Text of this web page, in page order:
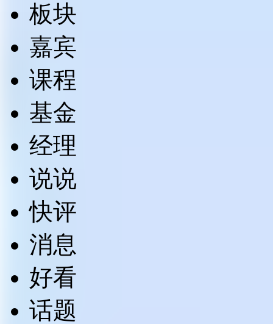
板块
嘉宾
课程
基金
经理
说说
快评
消息
好看
话题